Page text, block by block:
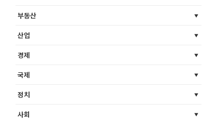
부동산
산업
경제
국제
정치
사회